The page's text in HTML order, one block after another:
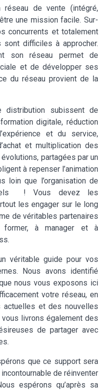
réseau de vente (intégré,
une mission facile. Sur-
concurrents et totalement
sont difficiles à approcher.
son réseau permet de
et de développer ses
du réseau provient de la
distribution subissent de
digitale, réduction
et du service,
et multiplication des
partagées par un
à repenser l’animation
loin que l’organisation de
! Vous devez les
les engager sur le long
de véritables partenaires
former, à manager et à
véritable guide pour vos
Nous avons identifié
nous vous exposons ici
votre réseau, en
actuelles et des nouvelles
livrons également des
de partager avec
que ce support sera
de réinventer
espérons qu’après sa